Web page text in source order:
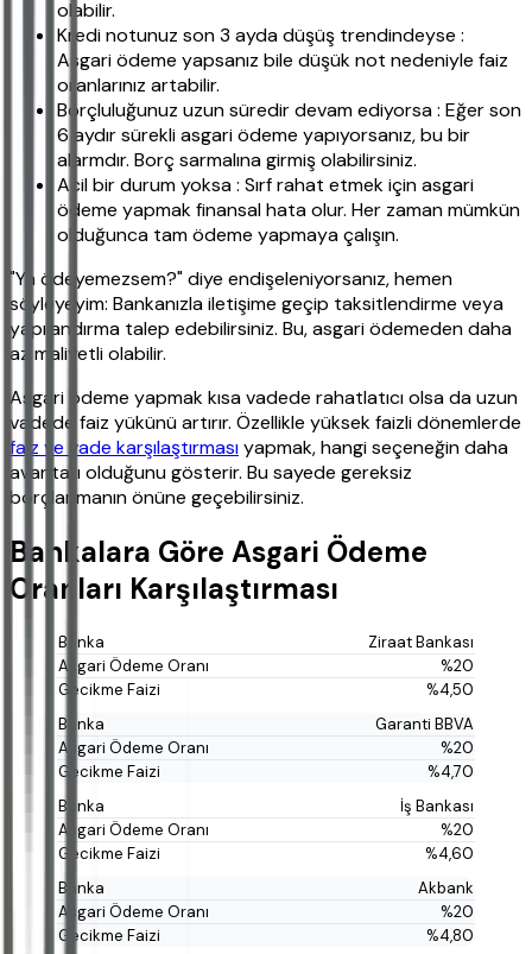
olabilir.
Kredi notunuz son 3 ayda düşüş trendindeyse :
Asgari ödeme yapsanız bile düşük not nedeniyle faiz
oranlarınız artabilir.
Borçluluğunuz uzun süredir devam ediyorsa : Eğer son
6 aydır sürekli asgari ödeme yapıyorsanız, bu bir
alarmdır. Borç sarmalına girmiş olabilirsiniz.
Acil bir durum yoksa : Sırf rahat etmek için asgari
ödeme yapmak finansal hata olur. Her zaman mümkün
olduğunca tam ödeme yapmaya çalışın.
"Ya ödeyemezsem?" diye endişeleniyorsanız, hemen
söyleyeyim: Bankanızla iletişime geçip taksitlendirme veya
yapılandırma talep edebilirsiniz. Bu, asgari ödemeden daha
az maliyetli olabilir.
Asgari ödeme yapmak kısa vadede rahatlatıcı olsa da uzun
vadede faiz yükünü artırır. Özellikle yüksek faizli dönemlerde
faiz ve vade karşılaştırmasıyapmak, hangi seçeneğin daha
avantajlı olduğunu gösterir. Bu sayede gereksiz
borçlanmanın önüne geçebilirsiniz.
Bankalara Göre Asgari Ödeme
Oranları Karşılaştırması
Ziraat Bankası
%20
%4,50
Garanti BBVA
%20
%4,70
İş Bankası
%20
%4,60
Akbank
%20
%4,80